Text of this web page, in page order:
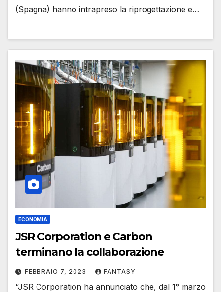
(Spagna) hanno intrapreso la riprogettazione e…
ECONOMIA
JSR Corporation e Carbon
terminano la collaborazione
FEBBRAIO 7, 2023 FANTASY
“JSR Corporation ha annunciato che, dal 1° marzo